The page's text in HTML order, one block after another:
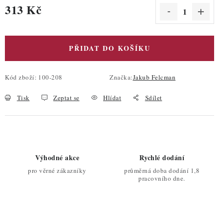
313 Kč
PŘIDAT DO KOŠÍKU
Kód zboží: 100-208 Značka:Jakub Felcman
Tisk Zeptat se Hlídat Sdílet
Výhodné akce
pro věrné zákazníky
Rychlé dodání
průměrná doba dodání 1,8
pracovního dne.